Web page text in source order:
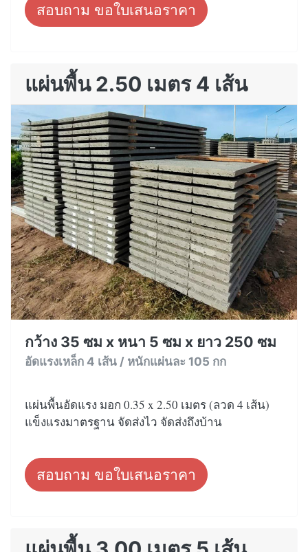
สอบถาม ขอใบเสนอราคา
แผ่นพื้น 2.50 เมตร 4 เส้น
กว้าง 35 ซม x หนา 5 ซม x ยาว 250 ซม
อัดแรงเหล็ก 4 เส้น / หนักแผ่นละ 105 กก
แผ่นพื้นอัดแรง มอก 0.35 x 2.50 เมตร (ลวด 4 เส้น)
แข็งแรงมาตรฐาน จัดส่งไว จัดส่งถึงบ้าน
สอบถาม ขอใบเสนอราคา